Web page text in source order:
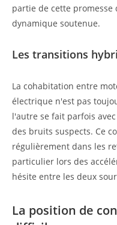
partie de cette promesse
dynamique soutenue.
Les transitions
La cohabitation entre
électrique n'est pas
l'autre se fait parfois avec
des bruits suspects. Ce
régulièrement dans les
particulier lors des
hésite entre les deux
La position de